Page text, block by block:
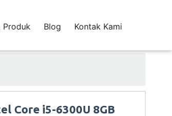
Produk Blog Kontak Kami
Core i5-6300U 8GB